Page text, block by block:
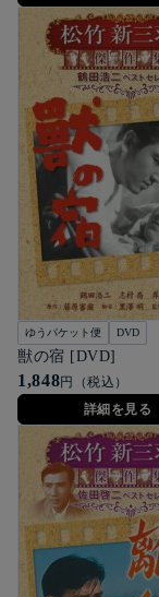
ゆうパケット便 DVD
獣の宿 [DVD]
1,848円（税込）
詳細を見る